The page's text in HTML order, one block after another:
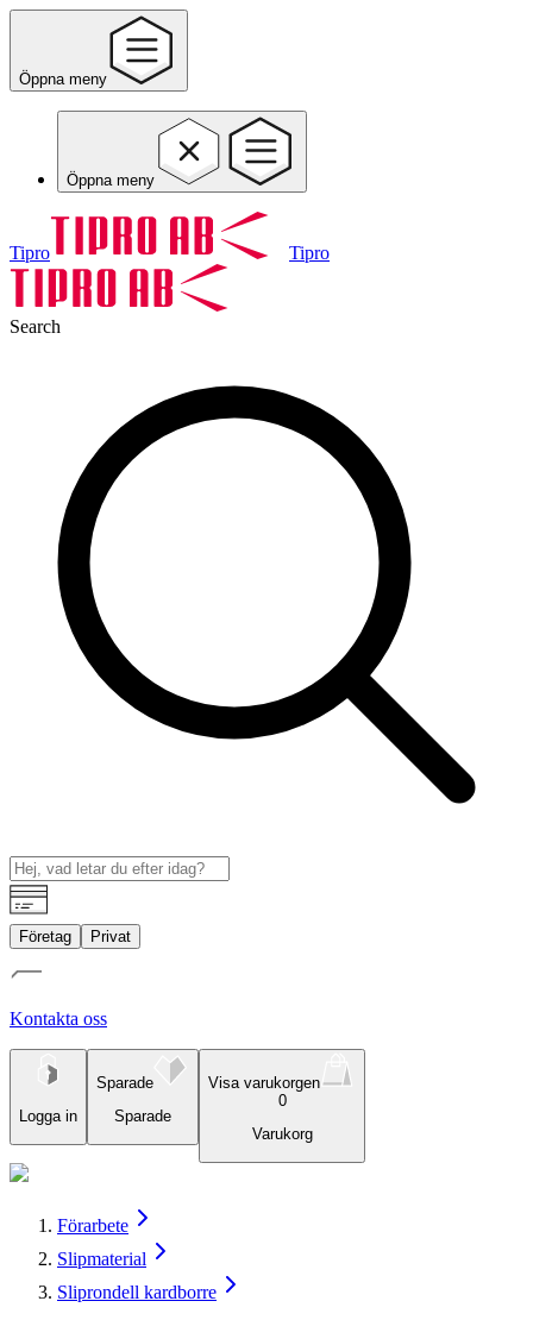
Öppna meny
Öppna meny
Tipro Tipro
Search
Företag Privat
Kontakta oss
Logga in
Sparade
Sparade
Visa varukorgen
0
Varukorg
Förarbete
Slipmaterial
Sliprondell kardborre